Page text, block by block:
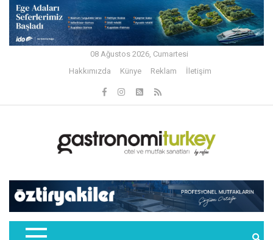
08 Ağustos 2026, Cumartesi
Hakkımızda
Künye Reklam İletişim